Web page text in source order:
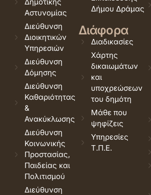
Αστυνομίας
Διεύθυνση
Διοικητικών
Υπηρεσιών
Διεύθυνση
Δόμησης
Διεύθυνση
Καθαριότητας
&
Ανακύκλωσης
Διεύθυνση
Κοινωνικής
Προστασίας,
Παιδείας και
Πολιτισμού
Διεύθυνση
Δήμου Δράμας
Διάφορα
Διαδικασίες
Χάρτης
δικαιωμάτων
και
υποχρεώσεων
του δημότη
Μάθε που
ψηφίζεις
Υπηρεσίες
Τ.Π.Ε.